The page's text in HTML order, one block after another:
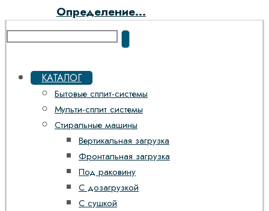
Определение...
КАТАЛОГ
Бытовые сплит-системы
Мульти-сплит системы
Стиральные машины
Вертикальная загрузка
Фронтальная загрузка
Под раковину
С дозагрузкой
С сушкой